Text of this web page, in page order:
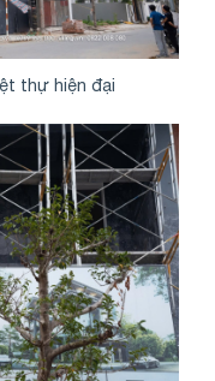
thự hiện đại